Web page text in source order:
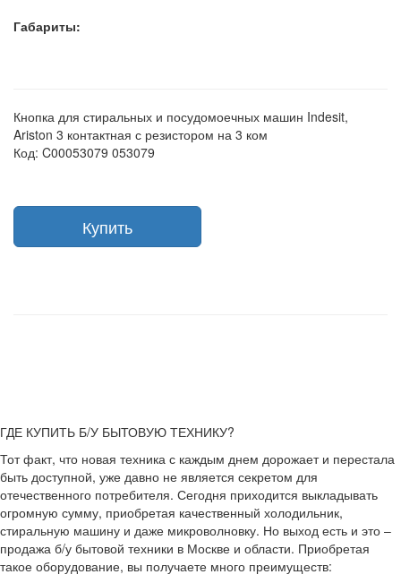
Габариты:
Кнопка для стиральных и посудомоечных машин Indesit,
Ariston 3 контактная с резистором на 3 ком
Код: C00053079 053079
ГДЕ КУПИТЬ Б/У БЫТОВУЮ ТЕХНИКУ?
Тот факт, что новая техника с каждым днем дорожает и перестала
быть доступной, уже давно не является секретом для
отечественного потребителя. Сегодня приходится выкладывать
огромную сумму, приобретая качественный холодильник,
стиральную машину и даже микроволновку. Но выход есть и это –
продажа б/у бытовой техники в Москве и области. Приобретая
такое оборудование, вы получаете много преимуществ: